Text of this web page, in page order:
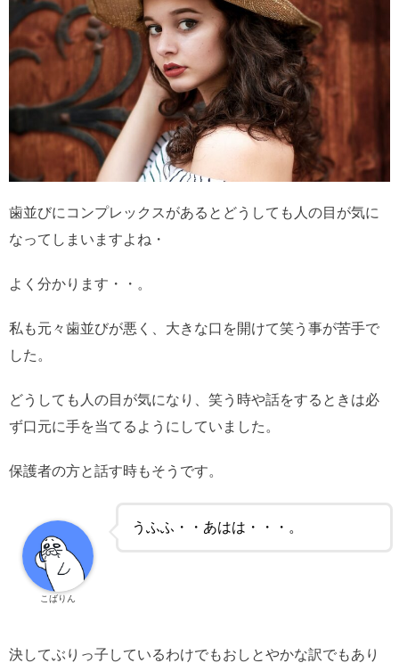
歯並びにコンプレックスがあるとどうしても人の目が気に
なってしまいますよね・
よく分かります・・。
私も元々歯並びが悪く、大きな口を開けて笑う事が苦手で
した。
どうしても人の目が気になり、笑う時や話をするときは必
ず口元に手を当てるようにしていました。
保護者の方と話す時もそうです。
うふふ・・あはは・・・。
こばりん
決してぶりっ子しているわけでもおしとやかな訳でもあり